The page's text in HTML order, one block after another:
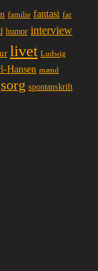
familie fantasi far
humor interview
livet Ludwig
Hansen mænd
sorg spontanskrift